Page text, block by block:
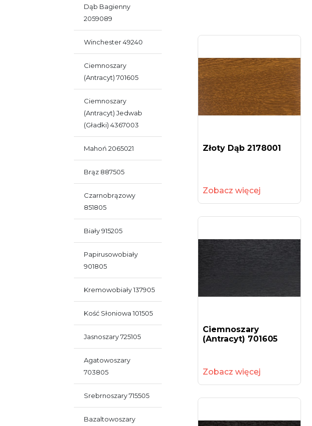
Dąb Bagienny
2059089
Winchester 49240
Ciemnoszary
(antracyt) 701605
Ciemnoszary
(antracyt) Jedwab
(gładki) 4367003
Mahoń 2065021
Brąz 887505
Czarnobrązowy
851805
Biały 915205
Papirusowobiały
901805
Kremowobiały 137905
Kość Słoniowa 101505
Jasnoszary 725105
Agatowoszary
703805
Srebrnoszary 715505
Bazaltowoszary
Złoty Dąb 2178001
Zobacz więcej
Ciemnoszary
(antracyt) 701605
Zobacz więcej